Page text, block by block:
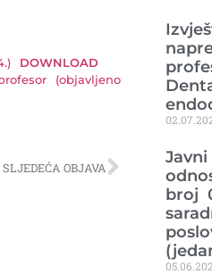
DOWNLOAD
(objavljeno
SLJEDEĆA OBJAVA
broj